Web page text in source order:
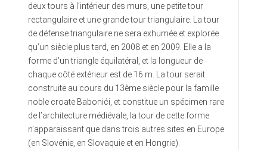
deux tours à l’intérieur des murs, une petite tour
rectangulaire et une grande tour triangulaire. La tour
de défense triangulaire ne sera exhumée et explorée
qu’un siècle plus tard, en 2008 et en 2009. Elle a la
forme d’un triangle équilatéral, et la longueur de
chaque côté extérieur est de 16 m. La tour serait
construite au cours du 13ème siècle pour la famille
noble croate Babonići, et constitue un spécimen rare
de l’architecture médiévale, la tour de cette forme
n’apparaissant que dans trois autres sites en Europe
(en Slovénie, en Slovaquie et en Hongrie).